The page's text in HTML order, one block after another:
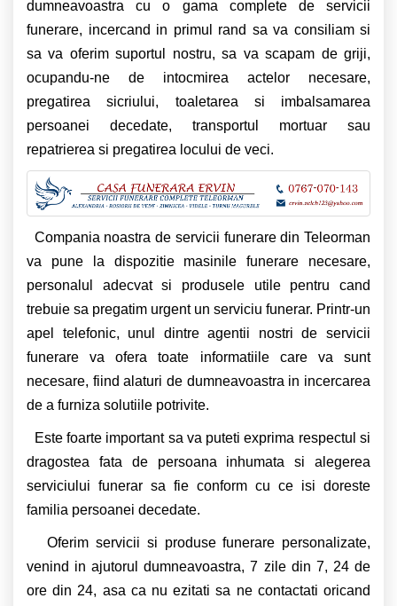
dumneavoastra cu o gama complete de servicii
funerare, incercand in primul rand sa va consiliam si
sa va oferim suportul nostru, sa va scapam de griji,
ocupandu-ne de intocmirea actelor necesare,
pregatirea sicriului, toaletarea si imbalsamarea
persoanei decedate, transportul mortuar sau
repatrierea si pregatirea locului de veci.
Compania noastra de servicii funerare din Teleorman
va pune la dispozitie masinile funerare necesare,
personalul adecvat si produsele utile pentru cand
trebuie sa pregatim urgent un serviciu funerar. Printr-un
apel telefonic, unul dintre agentii nostri de servicii
funerare va ofera toate informatiile care va sunt
necesare, fiind alaturi de dumneavoastra in incercarea
de a furniza solutiile potrivite.
Este foarte important sa va puteti exprima respectul si
dragostea fata de persoana inhumata si alegerea
serviciului funerar sa fie conform cu ce isi doreste
familia persoanei decedate.
Oferim servicii si produse funerare personalizate,
venind in ajutorul dumneavoastra, 7 zile din 7, 24 de
ore din 24, asa ca nu ezitati sa ne contactati oricand